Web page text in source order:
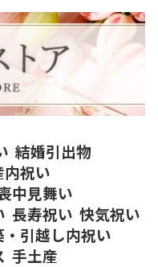
結婚引出物
内祝い
中見舞い
長寿祝い 快気祝い
・引越し内祝い
手土産